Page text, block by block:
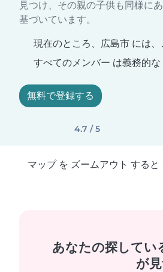
見つけ、その親の子供も同様に
基づいています。
現在のところ、広島市 には
すべてのメンバー は義務的
無料で登録する
4.7 / 5
マップ を ズームアウト する
あなたの探してい
が